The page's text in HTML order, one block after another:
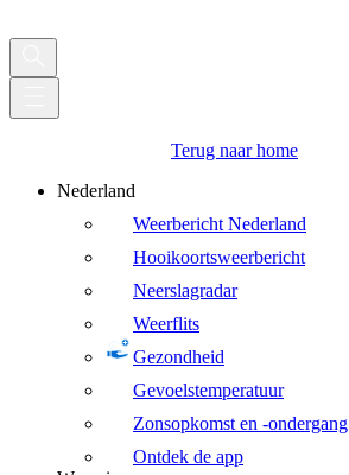
Terug naar home
Nederland
Weerbericht Nederland
Hooikoortsweerbericht
Neerslagradar
Weerflits
Gezondheid
Gevoelstemperatuur
Zonsopkomst en -ondergang
Ontdek de app